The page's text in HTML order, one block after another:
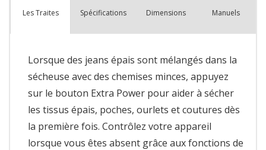
Les Traites Spécifications Dimensions Manuels
Lorsque des jeans épais sont mélangés dans la
sécheuse avec des chemises minces, appuyez
sur le bouton Extra Power pour aider à sécher
les tissus épais, poches, ourlets et coutures dès
la première fois. Contrôlez votre appareil
lorsque vous êtes absent grâce aux fonctions de